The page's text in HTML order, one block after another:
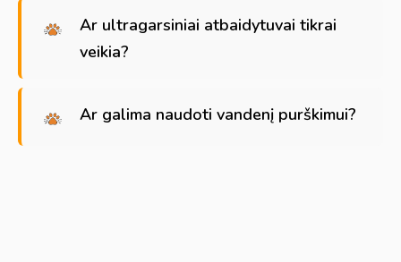
Ar ultragarsiniai atbaidytuvai tikrai
veikia?
Ar galima naudoti vandenį purškimui?